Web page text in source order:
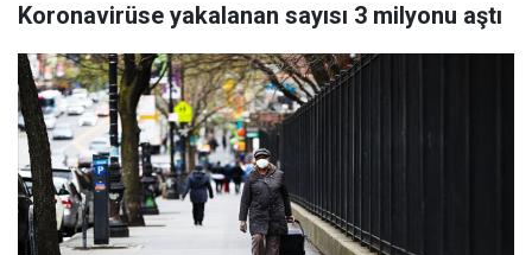
Koronavirüse yakalanan sayısı 3 milyonu aştı